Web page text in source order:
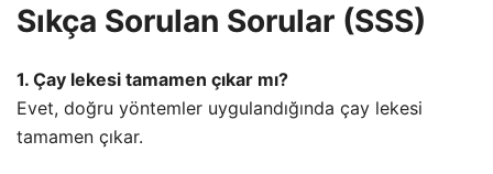
Sıkça Sorulan Sorular (SSS)
1. Çay lekesi tamamen çıkar mı?
Evet, doğru yöntemler uygulandığında çay lekesi
tamamen çıkar.